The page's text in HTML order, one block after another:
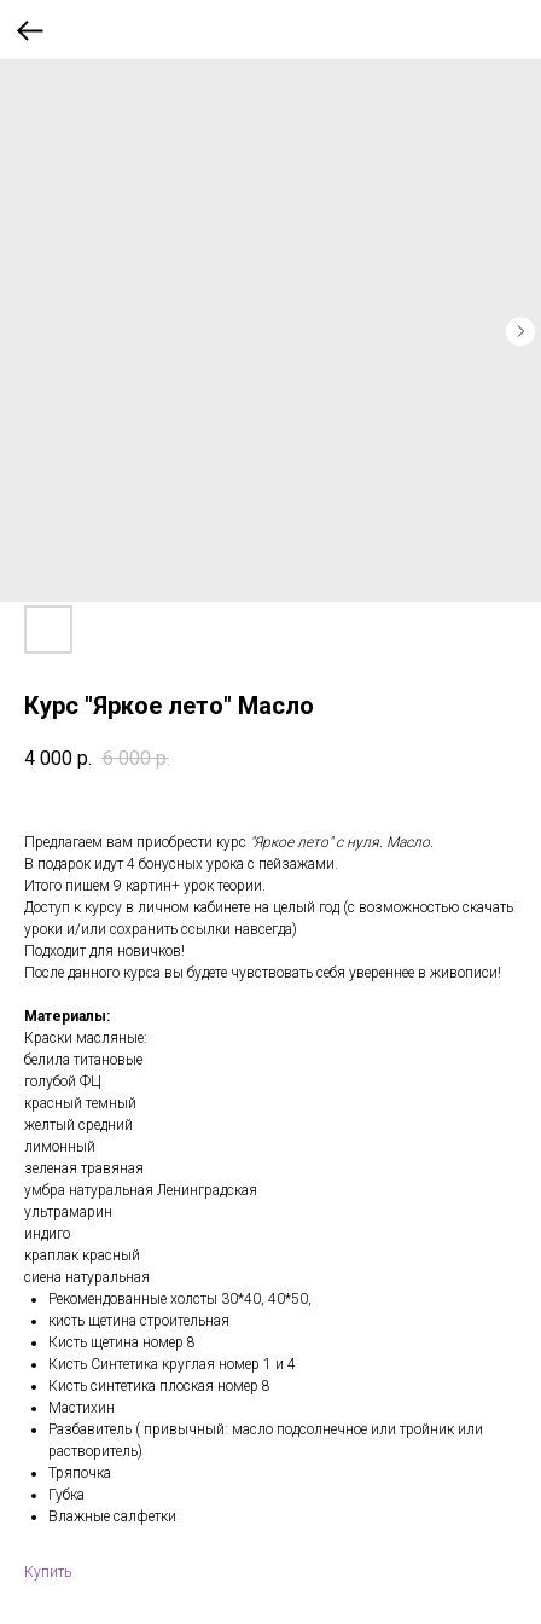
Курс "Яркое лето" Масло
4 000 р. 6 000 р.
Предлагаем вам приобрести курс "Яркое лето" с нуля. Масло.
В подарок идут 4 бонусных урока с пейзажами.
Итого пишем 9 картин+ урок теории.
Доступ к курсу в личном кабинете на целый год (с возможностью скачать
уроки и/или сохранить ссылки навсегда)
Подходит для новичков!
После данного курса вы будете чувствовать себя увереннее в живописи!
Материалы:
Краски масляные:
белила титановые
голубой ФЦ
красный темный
желтый средний
лимонный
зеленая травяная
умбра натуральная Ленинградская
ультрамарин
индиго
краплак красный
сиена натуральная
Рекомендованные холсты 30*40, 40*50,
кисть щетина строительная
Кисть щетина номер 8
Кисть Синтетика круглая номер 1 и 4
Кисть синтетика плоская номер 8
Мастихин
Разбавитель ( привычный: масло подсолнечное или тройник или
растворитель)
Тряпочка
Губка
Влажные салфетки
Купить